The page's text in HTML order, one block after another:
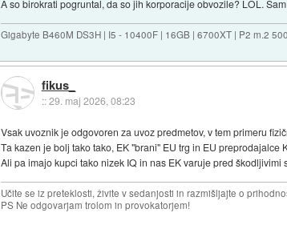
A so birokrati pogruntal, da so jih korporacije obvozile? LOL.
Gigabyte B460M DS3H | I5 - 10400F | 16GB | 6700XT | P2 m.2
fikus_
::29. maj 2026, 08:23
Vsak uvoznik je odgovoren za uvoz predmetov, v tem primeru
Ta kazen je bolj tako tako, EK "brani" EU trg in EU
Ali pa imajo kupci tako nizek IQ in nas EK varuje pred škodljivimi
Učite se iz preteklosti, živite v sedanjosti in razmišljajte o
PS Ne odgovarjam trolom in provokatorjem!